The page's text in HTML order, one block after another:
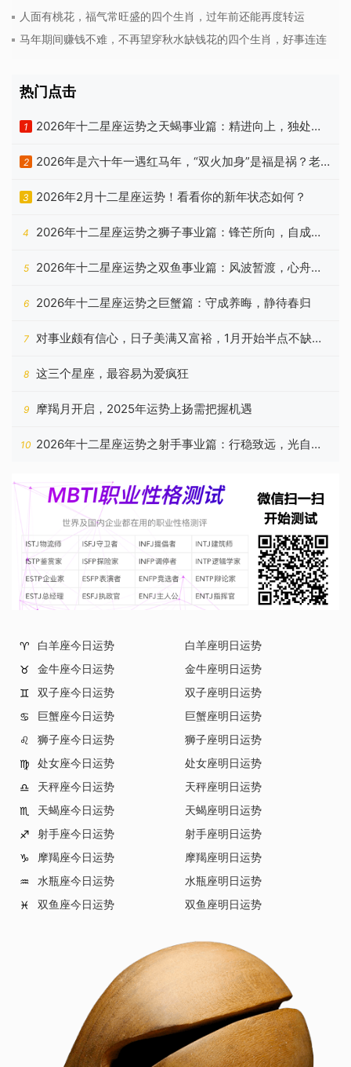
人面有桃花，福气常旺盛的四个生肖，过年前还能再度转运
马年期间赚钱不难，不再望穿秋水缺钱花的四个生肖，好事连连
热门点击
1
2026年十二星座运势之天蝎事业篇：精进向上，独处自
2
2026年是六十年一遇红马年，“双火加身”是福是祸？老
祖宗忠告有答案
3 2026年2月十二星座运势！看看你的新年状态如何？
4
2026年十二星座运势之狮子事业篇：锋芒所向，自成山
5
2026年十二星座运势之双鱼事业篇：风波暂渡，心舟自
6 2026年十二星座运势之巨蟹篇：守成养晦，静待春归
7
对事业颇有信心，日子美满又富裕，1月开始半点不缺钱
的星座
8 这三个星座，最容易为爱疯狂
9 摩羯月开启，2025年运势上扬需把握机遇
10 2026年十二星座运势之射手事业篇：行稳致远，光自心
♈ 白羊座今日运势
白羊座明日运势
♉
金牛座今日运势
金牛座明日运势
♊
双子座今日运势
双子座明日运势
♋
巨蟹座今日运势
巨蟹座明日运势
♌
狮子座今日运势
狮子座明日运势
♍
处女座今日运势
处女座明日运势
♎
天秤座今日运势
天秤座明日运势
♏
天蝎座今日运势
天蝎座明日运势
♐
射手座今日运势
射手座明日运势
♑
摩羯座今日运势
摩羯座明日运势
♒
水瓶座今日运势
水瓶座明日运势
♓
双鱼座今日运势 双鱼座明日运势